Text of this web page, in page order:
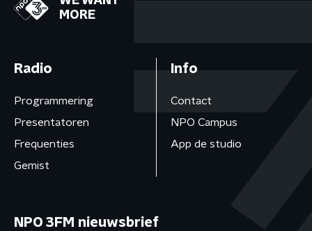
MORE
Radio
Programmering
Presentatoren
Frequenties
Gemist
Info
Contact
NPO Campus
App de studio
NPO 3FM nieuwsbrief